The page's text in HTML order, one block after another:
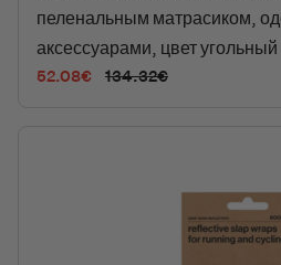
пеленальным матрасиком,
аксессуарами, цвет угольный
134.32€
Первоначальная
52.08€
Текущая